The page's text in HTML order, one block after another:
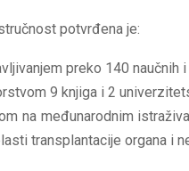
potvrđena je:
preko 140 naučnih
9 knjiga i 2
na međunarodnim
transplantacije organa i